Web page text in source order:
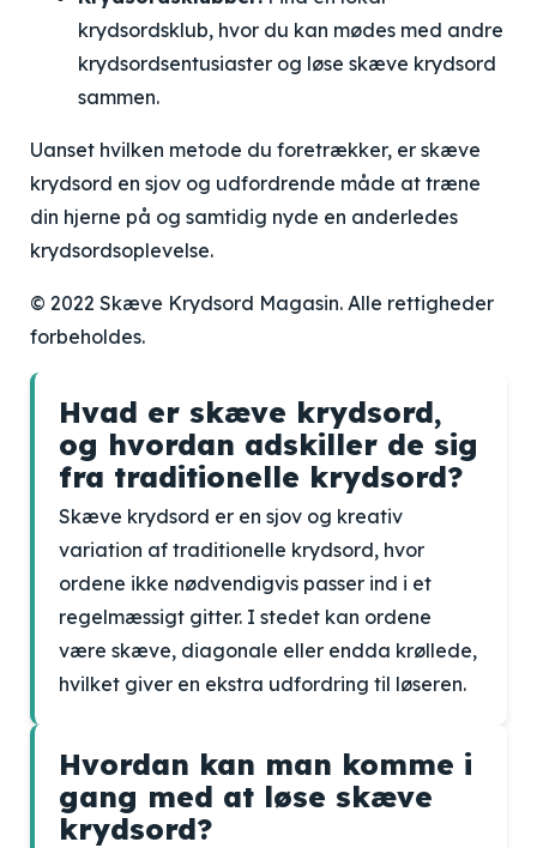
krydsordsklub, hvor du kan mødes med andre
krydsordsentusiaster og løse skæve krydsord
sammen.
Uanset hvilken metode du foretrækker, er skæve
krydsord en sjov og udfordrende måde at træne
din hjerne på og samtidig nyde en anderledes
krydsordsoplevelse.
© 2022 Skæve Krydsord Magasin. Alle rettigheder
forbeholdes.
Hvad er skæve krydsord,
og hvordan adskiller de sig
fra traditionelle krydsord?
Skæve krydsord er en sjov og kreativ
variation af traditionelle krydsord, hvor
ordene ikke nødvendigvis passer ind i et
regelmæssigt gitter. I stedet kan ordene
være skæve, diagonale eller endda krøllede,
hvilket giver en ekstra udfordring til løseren.
Hvordan kan man komme i
gang med at løse skæve
krydsord?